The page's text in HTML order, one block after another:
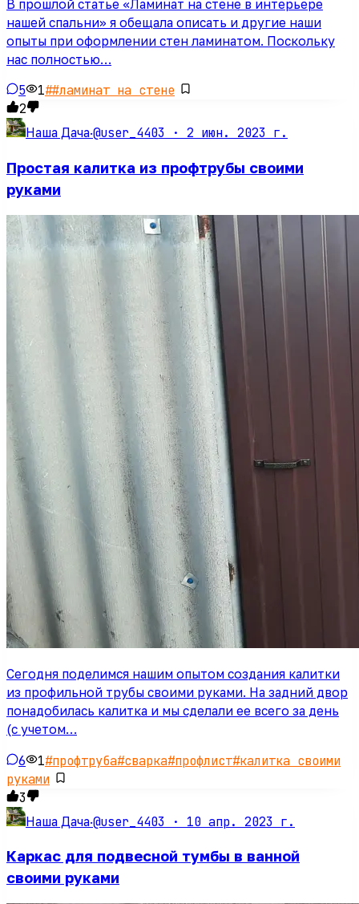
В прошлой статье «Ламинат на стене в интерьере
нашей спальни» я обещала описать и другие наши
опыты при оформлении стен ламинатом. Поскольку
нас полностью…
5 1##ламинат на стене
2
Наша Дача·@user_4403 · 2 июн. 2023 г.
Простая калитка из профтрубы своими
руками
Сегодня поделимся нашим опытом создания калитки
из профильной трубы своими руками. На задний двор
понадобилась калитка и мы сделали ее всего за день
(с учетом…
6 1#профтруба#сварка#профлист#калитка своими
руками
3
Наша Дача·@user_4403 · 10 апр. 2023 г.
Каркас для подвесной тумбы в ванной
своими руками